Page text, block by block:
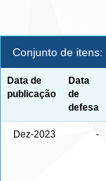
Conjunto de itens:
Data de
publicação
Data
de
defesa
Dez-2023 -